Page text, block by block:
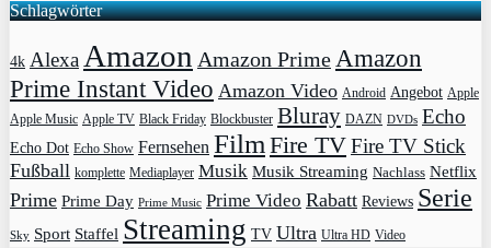
Schlagwörter
4k Alexa Amazon Amazon Prime Amazon
Prime Instant Video Amazon Video Android Angebot Apple
Apple Music Apple TV Black Friday Blockbuster Bluray DAZN DVDs Echo
Echo Dot Echo Show Fernsehen Film Fire TVFire TV Stick
Fußball komplette Mediaplayer Musik Musik Streaming Nachlass Netflix
Prime Prime Day Prime Music Prime Video Rabatt Reviews Serie
Sky Sport Staffel Streaming TV Ultra Ultra HD Video